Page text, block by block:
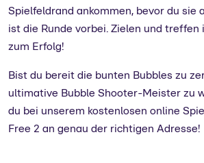
Spielfeldrand ankommen, bevor du sie
ist die Runde vorbei. Zielen und treffen
zum Erfolg!
Bist du bereit die bunten Bubbles zu
ultimative Bubble Shooter-Meister zu
du bei unserem kostenlosen online
Free 2 an genau der richtigen Adresse!